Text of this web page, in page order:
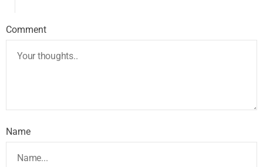
Comment
Name